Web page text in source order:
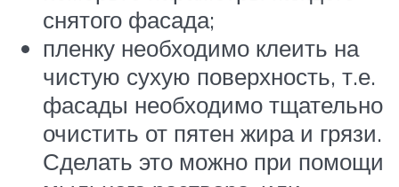
снятого фасада;
пленку необходимо клеить на
чистую сухую поверхность, т.е.
фасады необходимо тщательно
очистить от пятен жира и грязи.
Сделать это можно при помощи